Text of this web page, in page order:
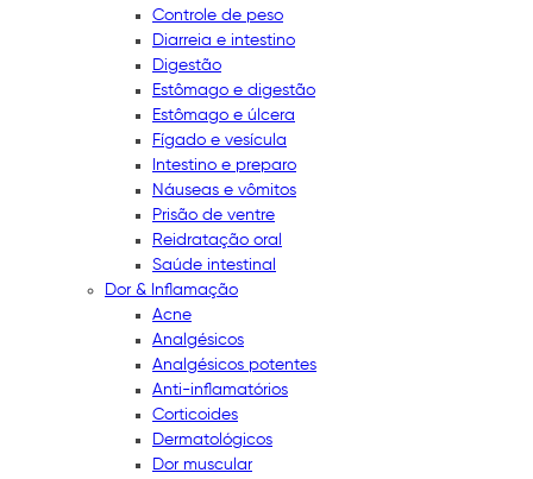
Controle de peso
Diarreia e intestino
Digestão
Estômago e digestão
Estômago e úlcera
Fígado e vesícula
Intestino e preparo
Náuseas e vômitos
Prisão de ventre
Reidratação oral
Saúde intestinal
Dor & Inflamação
Acne
Analgésicos
Analgésicos potentes
Anti-inflamatórios
Corticoides
Dermatológicos
Dor muscular